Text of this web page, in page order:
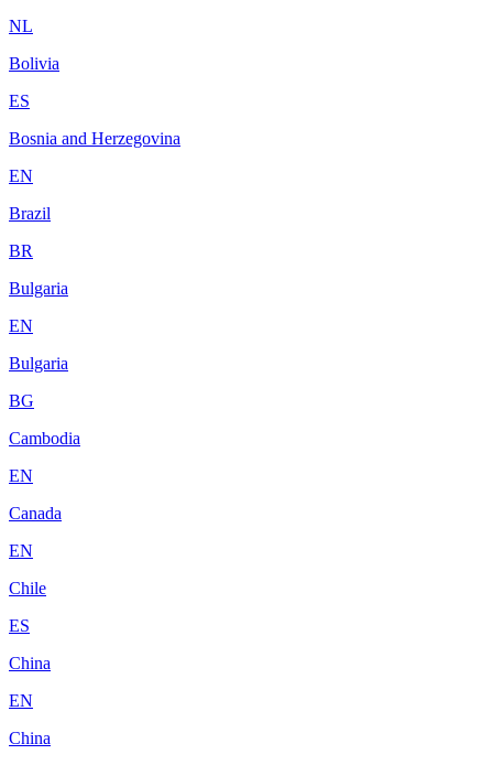
NL
Bolivia
ES
Bosnia and Herzegovina
EN
Brazil
BR
Bulgaria
EN
Bulgaria
BG
Cambodia
EN
Canada
EN
Chile
ES
China
EN
China